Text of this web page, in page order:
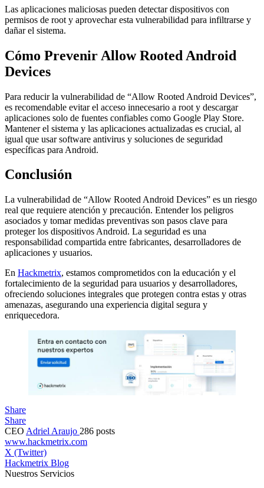
Las aplicaciones maliciosas pueden detectar dispositivos con
permisos de root y aprovechar esta vulnerabilidad para infiltrarse y
dañar el sistema.
Cómo Prevenir Allow Rooted Android
Devices
Para reducir la vulnerabilidad de “Allow Rooted Android Devices”,
es recomendable evitar el acceso innecesario a root y descargar
aplicaciones solo de fuentes confiables como Google Play Store.
Mantener el sistema y las aplicaciones actualizadas es crucial, al
igual que usar software antivirus y soluciones de seguridad
específicas para Android.
Conclusión
La vulnerabilidad de “Allow Rooted Android Devices” es un riesgo
real que requiere atención y precaución. Entender los peligros
asociados y tomar medidas preventivas son pasos clave para
proteger los dispositivos Android. La seguridad es una
responsabilidad compartida entre fabricantes, desarrolladores de
aplicaciones y usuarios.
En Hackmetrix, estamos comprometidos con la educación y el
fortalecimiento de la seguridad para usuarios y desarrolladores,
ofreciendo soluciones integrales que protegen contra estas y otras
amenazas, asegurando una experiencia digital segura y
enriquecedora.
Share
Share
CEO Adriel Araujo 286 posts
www.hackmetrix.com
X (Twitter)
Hackmetrix Blog
Nuestros Servicios